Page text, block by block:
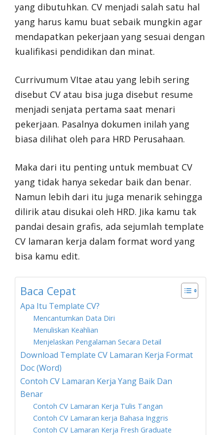
yang dibutuhkan. CV menjadi salah satu hal
yang harus kamu buat sebaik mungkin agar
mendapatkan pekerjaan yang sesuai dengan
kualifikasi pendidikan dan minat.
Currivumum VItae atau yang lebih sering
disebut CV atau bisa juga disebut resume
menjadi senjata pertama saat menari
pekerjaan. Pasalnya dokumen inilah yang
biasa dilihat oleh para HRD Perusahaan.
Maka dari itu penting untuk membuat CV
yang tidak hanya sekedar baik dan benar.
Namun lebih dari itu juga menarik sehingga
dilirik atau disukai oleh HRD. Jika kamu tak
pandai desain grafis, ada sejumlah template
CV lamaran kerja dalam format word yang
bisa kamu edit.
Baca Cepat
Apa Itu Template CV?
Mencantumkan Data Diri
Menuliskan Keahlian
Menjelaskan Pengalaman Secara Detail
Download Template CV Lamaran Kerja Format
Doc (Word)
Contoh CV Lamaran Kerja Yang Baik Dan
Benar
Contoh CV Lamaran Kerja Tulis Tangan
Contoh CV Lamaran kerja Bahasa Inggris
Contoh CV Lamaran Kerja Fresh Graduate